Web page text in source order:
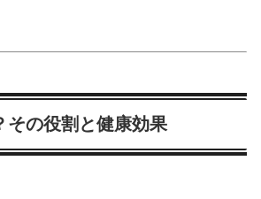
その役割と健康効果